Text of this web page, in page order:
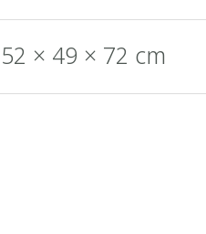
52 × 49 × 72 cm